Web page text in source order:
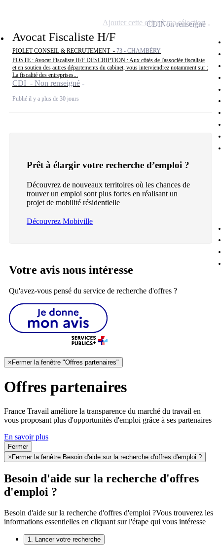
Avocat Fiscaliste H/F
PIOLET CONSEIL & RECRUTEMENT - 73 - CHAMBÉRY
POSTE : Avocat Fiscaliste H/F DESCRIPTION : Aux côtés de l'associée fiscaliste
et en soutien des autres départements du cabinet, vous interviendrez notamment sur :
La fiscalité des entreprises...
CDI - Non renseigné
Publié il y a plus de 30 jours
CDINon renseigné
Ajouter cette offre à ma sélection
Prêt à élargir votre recherche d’emploi ?
Découvrez de nouveaux territoires où les chances de
trouver un emploi sont plus fortes en réalisant un
projet de mobilité résidentielle
Découvrez Mobiville
Votre avis nous intéresse
Qu'avez-vous pensé du service de recherche d'offres ?
× Fermer la fenêtre "Offres partenaires"
Offres partenaires
France Travail améliore la transparence du marché du travail en
vous proposant plus d'opportunités d'emploi grâce à ses partenaires
En savoir plus
Fermer
× Fermer la fenêtre Besoin d'aide sur la recherche d'offres d'emploi ?
Besoin d'aide sur la recherche d'offres
d'emploi ?
Besoin d'aide sur la recherche d'offres d'emploi ?Vous trouverez les
informations essentielles en cliquant sur l'étape qui vous intéresse
1. Lancer votre recherche